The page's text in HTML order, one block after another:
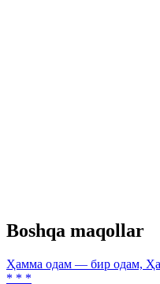
Boshqa maqollar
Ҳамма одам — бир одам,
* * *